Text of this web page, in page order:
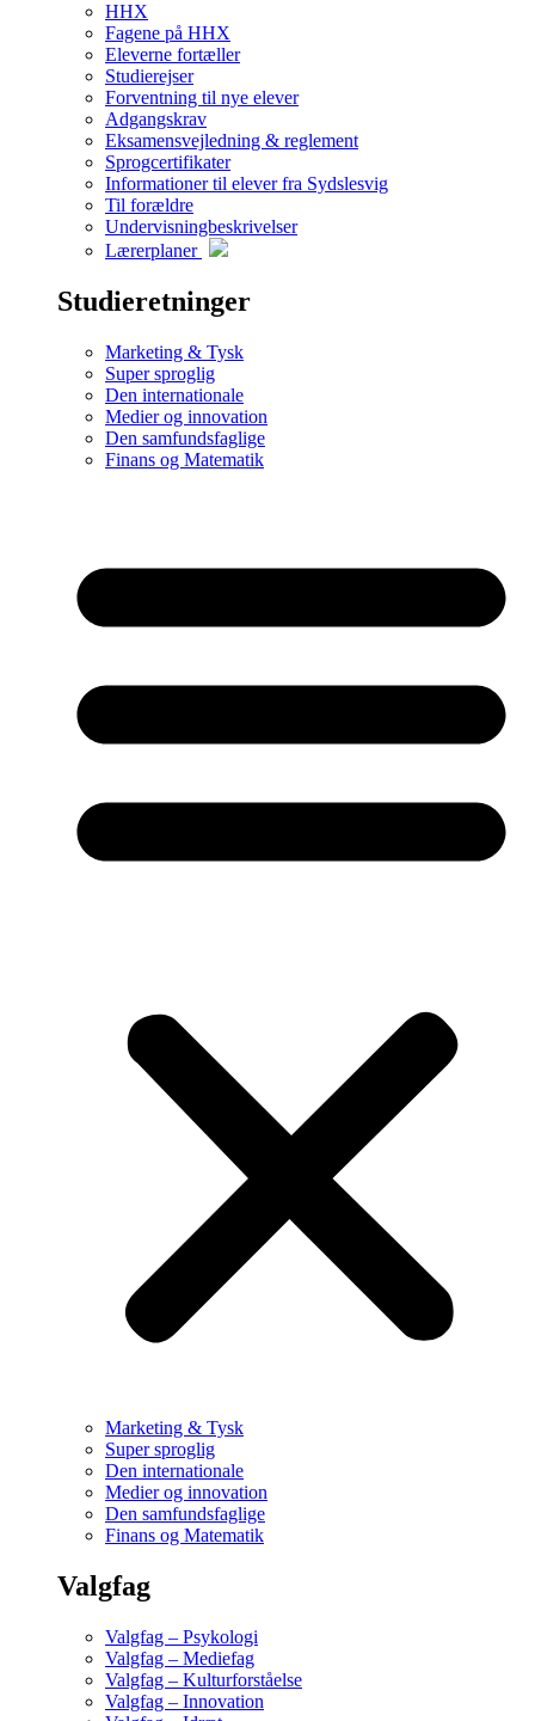
HHX
Fagene på HHX
Eleverne fortæller
Studierejser
Forventning til nye elever
Adgangskrav
Eksamensvejledning & reglement
Sprogcertifikater
Informationer til elever fra Sydslesvig
Til forældre
Undervisningbeskrivelser
Lærerplaner
Studieretninger
Marketing & Tysk
Super sproglig
Den internationale
Medier og innovation
Den samfundsfaglige
Finans og Matematik
Marketing & Tysk
Super sproglig
Den internationale
Medier og innovation
Den samfundsfaglige
Finans og Matematik
Valgfag
Valgfag – Psykologi
Valgfag – Mediefag
Valgfag – Kulturforståelse
Valgfag – Innovation